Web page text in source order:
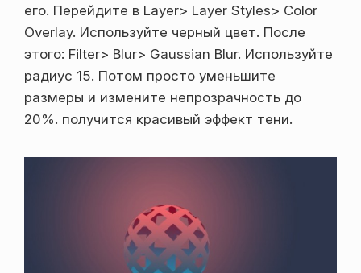
его. Перейдите в Layer> Layer Styles> Color
Overlay. Используйте черный цвет. После
этого: Filter> Blur> Gaussian Blur. Используйте
радиус 15. Потом просто уменьшите
размеры и измените непрозрачность до
20%. получится красивый эффект тени.